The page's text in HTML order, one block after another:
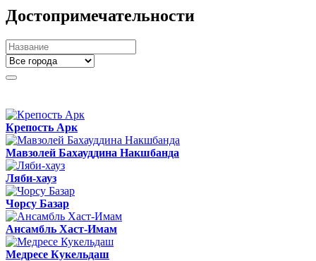
Достопримечательности
Крепость Арк
Мавзолей Бахауддина Накшбанда
Ляби-хауз
Чорсу Базар
Ансамбль Хаст-Имам
Медресе Кукельдаш